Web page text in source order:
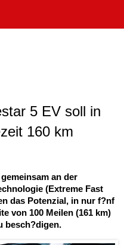
5 EV soll in
160 km
an der
(Extreme Fast
das Potenzial, in nur f?nf
von 100 Meilen (161 km)
besch?digen.